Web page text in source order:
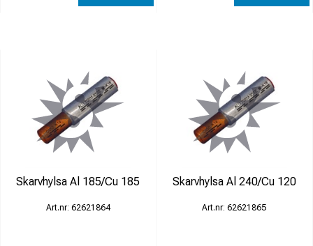
Skarvhylsa Al 185/Cu 185
62621864
Skarvhylsa Al 240/Cu 120
62621865